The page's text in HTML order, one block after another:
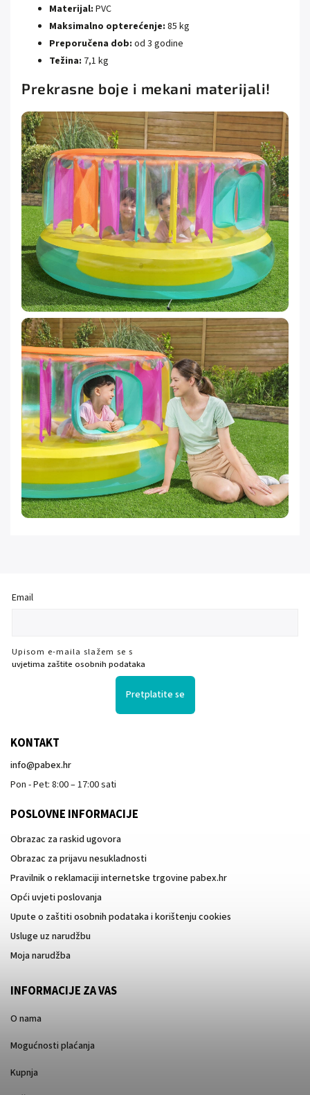
Materijal: PVC
Maksimalno opterećenje: 85 kg
Preporučena dob: od 3 godine
Težina: 7,1 kg
Prekrasne boje i mekani materijali!
Email
Upisom e-maila slažem se s
uvjetima zaštite osobnih podataka
Pretplatite se
KONTAKT
info@pabex.hr
Pon - Pet: 8:00 – 17:00 sati
POSLOVNE INFORMACIJE
Obrazac za raskid ugovora
Obrazac za prijavu nesukladnosti
Pravilnik o reklamaciji internetske trgovine pabex.hr
Opći uvjeti poslovanja
Upute o zaštiti osobnih podataka i korištenju cookies
Usluge uz narudžbu
Moja narudžba
INFORMACIJE ZA VAS
O nama
Mogućnosti plaćanja
Kupnja